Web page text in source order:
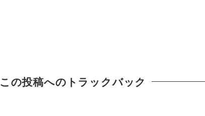
この投稿へのトラックバック